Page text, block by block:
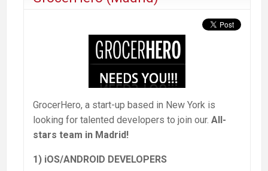
GrocerHero, a start-up based in New York is
looking for talented developers to join our. All-
stars team in Madrid!
1) iOS/ANDROID DEVELOPERS